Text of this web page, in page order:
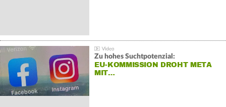
Zu hohes Suchtpotenzial:
EU-KOMMISSION DROHT META
MIT…